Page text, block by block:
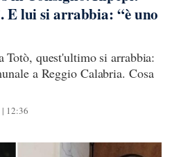
E lui si arrabbia: “è uno
Totò, quest'ultimo si arrabbia:
a Reggio Calabria. Cosa
12:36